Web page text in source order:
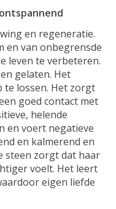
en regeneratie.
en van onbegrensde
leven te verbeteren.
gelaten. Het
lossen. Het zorgt
goed contact met
helende
en voert negatieve
en kalmerend en
steen zorgt dat haar
voelt. Het leert
eigen liefde